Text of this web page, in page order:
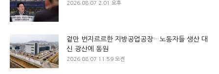
2026.08.07 2:01 오후
겉만 번지르르한 지방공업공장…노동자들 생산 대
신 광산에 동원
2026.08.07 11:59 오전